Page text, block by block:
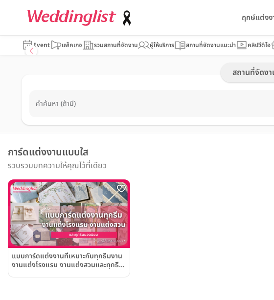
ฤกษ์แต่ง
Event แพ็คเกจ รวมสถานที่จัดงาน ผู้ให้บริการ สถานที่จัดงานแนะนำ คลิปวีดีโอ
สถานที่จัดงา
คำค้นหา (ถ้ามี)
การ์ดแต่งงานแบบใส
รวบรวมบทความให้คุณไว้ที่เดียว
แบบการ์ดแต่งงานที่เหมาะกับทุกธีมงาน
งานแต่งโรงแรม งานแต่งสวนและทุกธีม